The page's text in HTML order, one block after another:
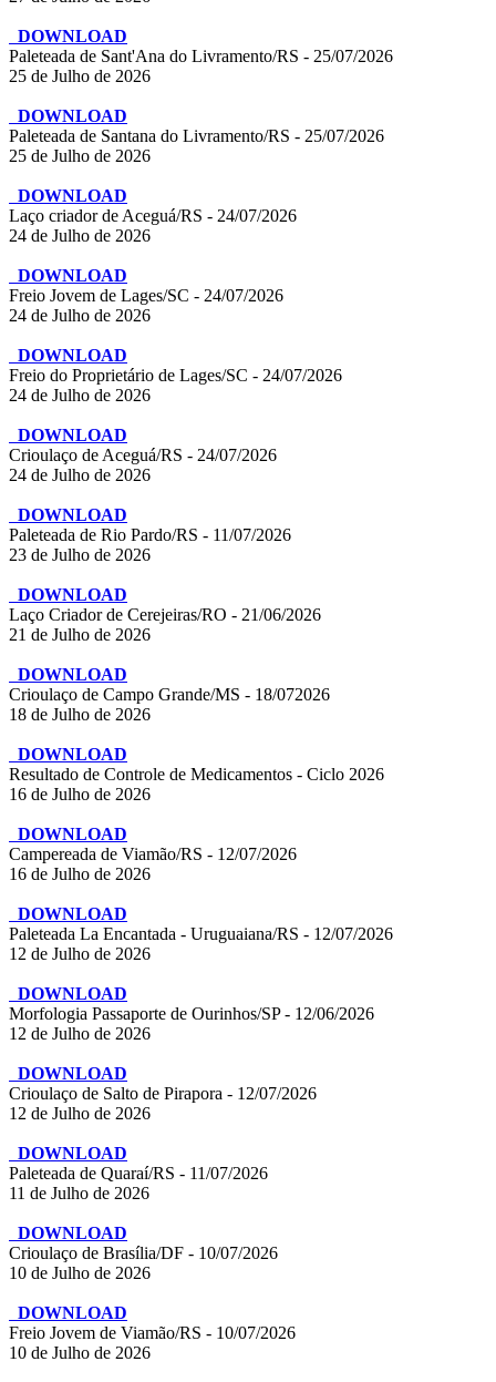
DOWNLOAD
Paleteada de Sant'Ana do Livramento/RS - 25/07/2026
25 de Julho de 2026
DOWNLOAD
Paleteada de Santana do Livramento/RS - 25/07/2026
25 de Julho de 2026
DOWNLOAD
Laço criador de Aceguá/RS - 24/07/2026
24 de Julho de 2026
DOWNLOAD
Freio Jovem de Lages/SC - 24/07/2026
24 de Julho de 2026
DOWNLOAD
Freio do Proprietário de Lages/SC - 24/07/2026
24 de Julho de 2026
DOWNLOAD
Crioulaço de Aceguá/RS - 24/07/2026
24 de Julho de 2026
DOWNLOAD
Paleteada de Rio Pardo/RS - 11/07/2026
23 de Julho de 2026
DOWNLOAD
Laço Criador de Cerejeiras/RO - 21/06/2026
21 de Julho de 2026
DOWNLOAD
Crioulaço de Campo Grande/MS - 18/072026
18 de Julho de 2026
DOWNLOAD
Resultado de Controle de Medicamentos - Ciclo 2026
16 de Julho de 2026
DOWNLOAD
Campereada de Viamão/RS - 12/07/2026
16 de Julho de 2026
DOWNLOAD
Paleteada La Encantada - Uruguaiana/RS - 12/07/2026
12 de Julho de 2026
DOWNLOAD
Morfologia Passaporte de Ourinhos/SP - 12/06/2026
12 de Julho de 2026
DOWNLOAD
Crioulaço de Salto de Pirapora - 12/07/2026
12 de Julho de 2026
DOWNLOAD
Paleteada de Quaraí/RS - 11/07/2026
11 de Julho de 2026
DOWNLOAD
Crioulaço de Brasília/DF - 10/07/2026
10 de Julho de 2026
DOWNLOAD
Freio Jovem de Viamão/RS - 10/07/2026
10 de Julho de 2026